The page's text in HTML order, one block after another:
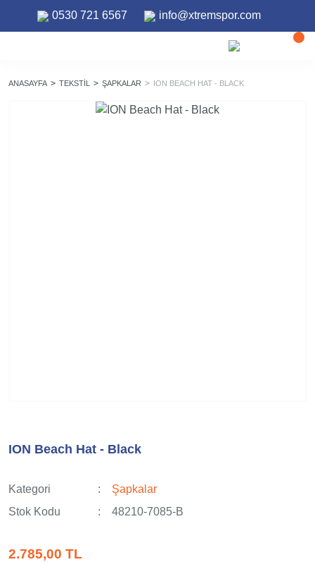
0530 721 6567 info@xtremspor.com
ANASAYFA TEKSTIL ŞAPKALAR ION BEACH HAT - BLACK
ION Beach Hat - Black
Kategori
Şapkalar
Stok Kodu
48210-7085-B
2.785,00 TL